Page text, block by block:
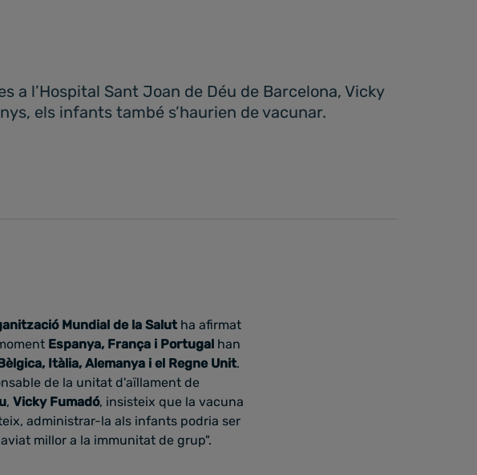
l’Hospital Sant Joan de Déu de Barcelona, Vicky
els infants també s’haurien de vacunar.
Mundial de la Salut ha afirmat
Espanya, França i Portugal han
Itàlia, Alemanya i el Regne Unit.
de la unitat d'aïllament de
, Vicky Fumadó, insisteix que la vacuna
administrar-la als infants podria ser
millor a la immunitat de grup".